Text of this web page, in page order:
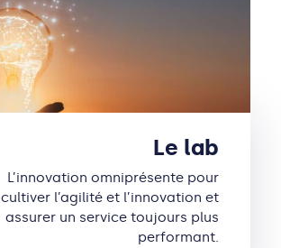
Le lab
L’innovation omniprésente pour
cultiver l’agilité et l’innovation et
assurer un service toujours plus
performant.